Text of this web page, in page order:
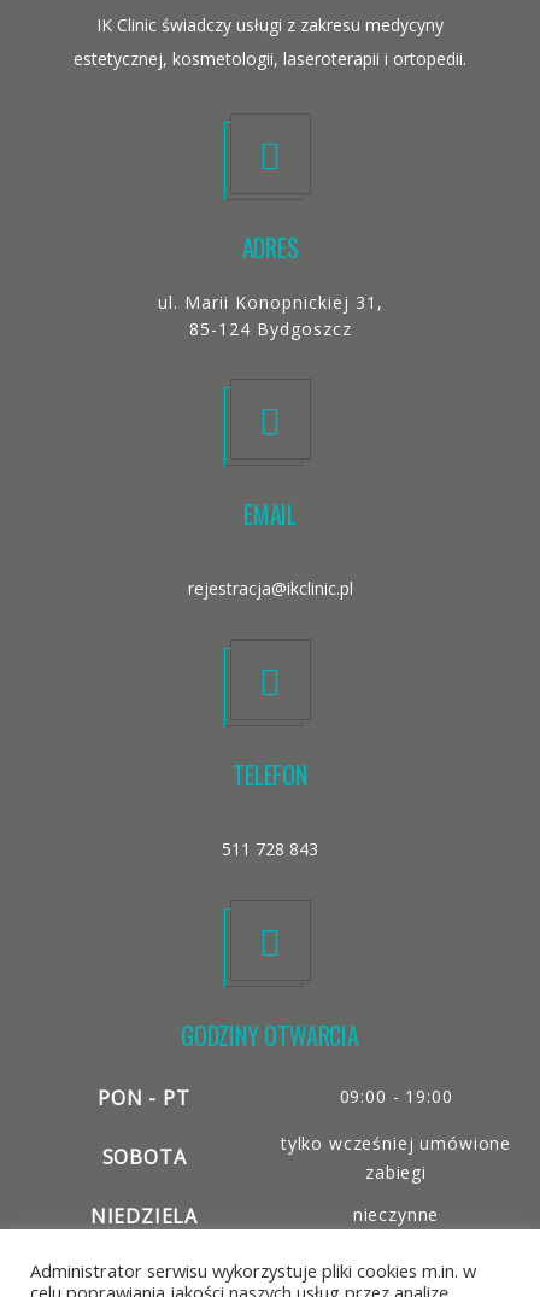
IK Clinic świadczy usługi z zakresu medycyny
estetycznej, kosmetologii, laseroterapii i ortopedii.
ADRES
ul. Marii Konopnickiej 31,
85-124 Bydgoszcz
EMAIL
rejestracja@ikclinic.pl
TELEFON
511 728 843
GODZINY OTWARCIA
PON - PT 09:00 - 19:00
SOBOTA
tylko wcześniej umówione
zabiegi
NIEDZIELA nieczynne
Administrator serwisu wykorzystuje pliki cookies m.in. w
celu poprawiania jakości naszych usług przez analizę